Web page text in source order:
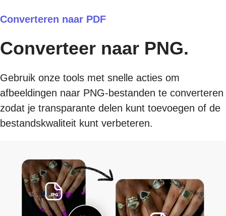
Converteren naar PDF
Converteer naar PNG.
Gebruik onze tools met snelle acties om
afbeeldingen naar PNG-bestanden te converteren
zodat je transparante delen kunt toevoegen of de
bestandskwaliteit kunt verbeteren.